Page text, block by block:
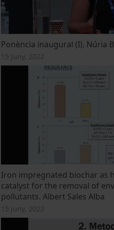
Ponència inaugural (I). Núria
15 juny, 2022
Iron impregnated biochar as
catalyst for the removal of
pollutants. Albert Sales Alba
15 juny, 2022